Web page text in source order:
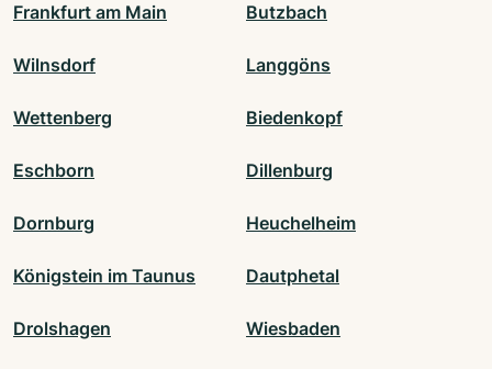
Frankfurt am Main Butzbach
Wilnsdorf Langgöns
Wettenberg Biedenkopf
Eschborn Dillenburg
Dornburg Heuchelheim
Königstein im Taunus Dautphetal
Drolshagen Wiesbaden